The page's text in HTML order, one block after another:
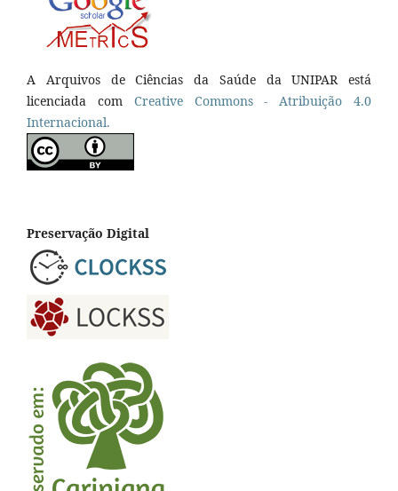
A Arquivos de Ciências da Saúde da UNIPAR está
licenciada com Creative Commons - Atribuição 4.0
Internacional.
Preservação Digital